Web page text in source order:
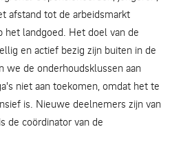
afstand tot de arbeidsmarkt
het landgoed. Het doel van de
en actief bezig zijn buiten in de
we de onderhoudsklussen aan
niet aan toekomen, omdat het te
is. Nieuwe deelnemers zijn van
de coördinator van de